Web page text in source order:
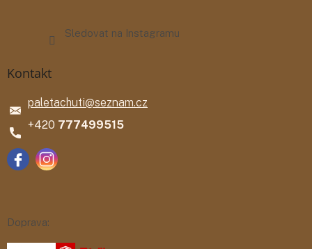
Sledovat na Instagramu
Kontakt
paletachuti@seznam.cz
777499515
Doprava: